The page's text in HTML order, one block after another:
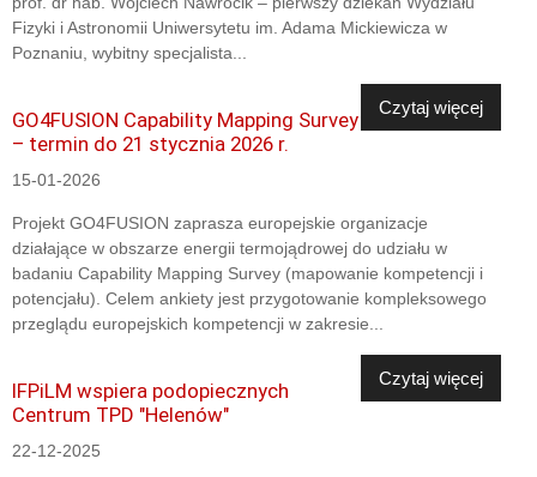
Fizyki i Astronomii Uniwersytetu im. Adama Mickiewicza w
Poznaniu, wybitny specjalista...
Czytaj więcej
GO4FUSION Capability Mapping Survey
– termin do 21 stycznia 2026 r.
15-01-2026
Projekt GO4FUSION zaprasza europejskie organizacje
działające w obszarze energii termojądrowej do udziału w
badaniu Capability Mapping Survey (mapowanie kompetencji i
potencjału). Celem ankiety jest przygotowanie kompleksowego
przeglądu europejskich kompetencji w zakresie...
Czytaj więcej
IFPiLM wspiera podopiecznych
Centrum TPD "Helenów"
22-12-2025